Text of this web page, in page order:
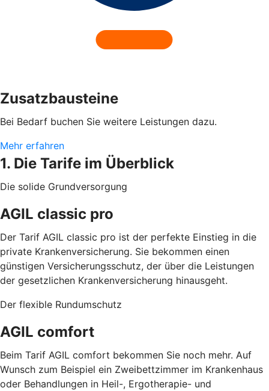
Zusatzbausteine
Bei Bedarf buchen Sie weitere Leistungen dazu.
Mehr erfahren
1. Die Tarife im Überblick
Die solide Grundversorgung
AGIL classic pro
Der Tarif AGIL classic pro ist der perfekte Einstieg in die
private Krankenversicherung. Sie bekommen einen
günstigen Versicherungsschutz, der über die Leistungen
der gesetzlichen Krankenversicherung hinausgeht.
Der flexible Rundumschutz
AGIL comfort
Beim Tarif AGIL comfort bekommen Sie noch mehr. Auf
Wunsch zum Beispiel ein Zweibettzimmer im Krankenhaus
oder Behandlungen in Heil-, Ergotherapie- und